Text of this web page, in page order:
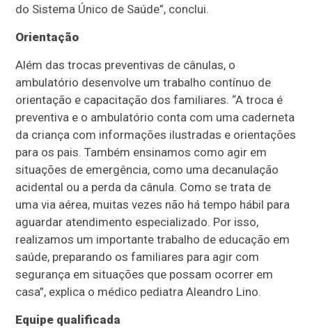
do Sistema Único de Saúde”, conclui.
Orientação
Além das trocas preventivas de cânulas, o
ambulatório desenvolve um trabalho contínuo de
orientação e capacitação dos familiares. “A troca é
preventiva e o ambulatório conta com uma caderneta
da criança com informações ilustradas e orientações
para os pais. Também ensinamos como agir em
situações de emergência, como uma decanulação
acidental ou a perda da cânula. Como se trata de
uma via aérea, muitas vezes não há tempo hábil para
aguardar atendimento especializado. Por isso,
realizamos um importante trabalho de educação em
saúde, preparando os familiares para agir com
segurança em situações que possam ocorrer em
casa”, explica o médico pediatra Aleandro Lino.
Equipe qualificada